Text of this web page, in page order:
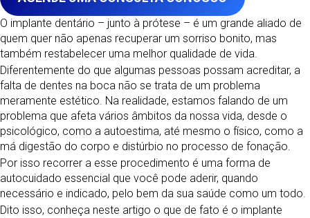
O implante dentário – junto à prótese – é um grande aliado de
quem quer não apenas recuperar um sorriso bonito, mas
também restabelecer uma melhor qualidade de vida.
Diferentemente do que algumas pessoas possam acreditar, a
falta de dentes na boca não se trata de um problema
meramente estético. Na realidade, estamos falando de um
problema que afeta vários âmbitos da nossa vida, desde o
psicológico, como a autoestima, até mesmo o físico, como a
má digestão do corpo e distúrbio no processo de fonação.
Por isso recorrer a esse procedimento é uma forma de
autocuidado essencial que você pode aderir, quando
necessário e indicado, pelo bem da sua saúde como um todo.
Dito isso, conheça neste artigo o que de fato é o implante